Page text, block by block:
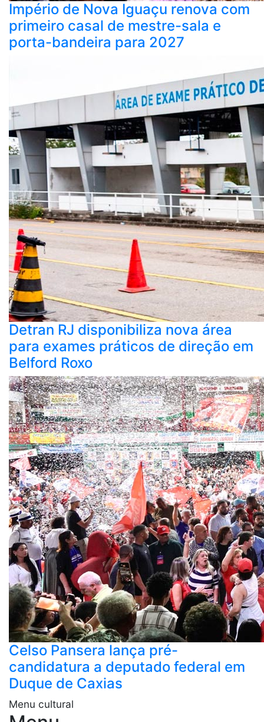
Império de Nova Iguaçu renova com
primeiro casal de mestre-sala e
porta-bandeira para 2027
Detran RJ disponibiliza nova área
para exames práticos de direção em
Belford Roxo
Celso Pansera lança pré-
candidatura a deputado federal em
Duque de Caxias
Menu cultural